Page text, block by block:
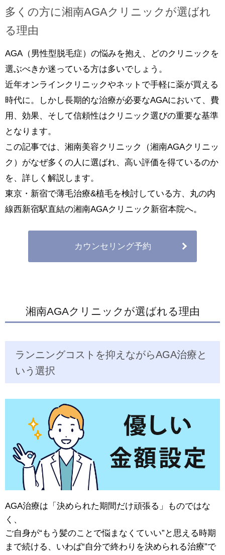
多くの方に湘南AGAクリニックが選ばれ
る理由
AGA（男性型脱毛症）の悩みを抱え、どのクリニックを
選ぶべきか迷っている方は多いでしょう。
近年オンラインクリニックやネットで手軽に薬が買える
時代に。しかし長期的な治療が必要なAGAにおいて、費
用、効果、そして信頼性はクリニック選びの重要な基準
となります。
この記事では、湘南美容クリニック（湘南AGAクリニッ
ク）がなぜ多くの人に選ばれ、高い評価を得ているのか
を、詳しく解説します。
東京・新宿で薄毛治療&植毛を検討している方、丸の内
線西新宿駅直結の湘南AGAクリニック新宿本院へ。
カウンセリング予約
湘南AGAクリニックが選ばれる理由
ランニングコストを抑えながらAGA治療と
いう選択
AGA治療は「決められた期間だけ頑張る」ものではな
く、
ご自身が“もう髪のことで悩まなくていい”と思える時期
まで続ける、いわば“自分で終わりを決められる治療”で